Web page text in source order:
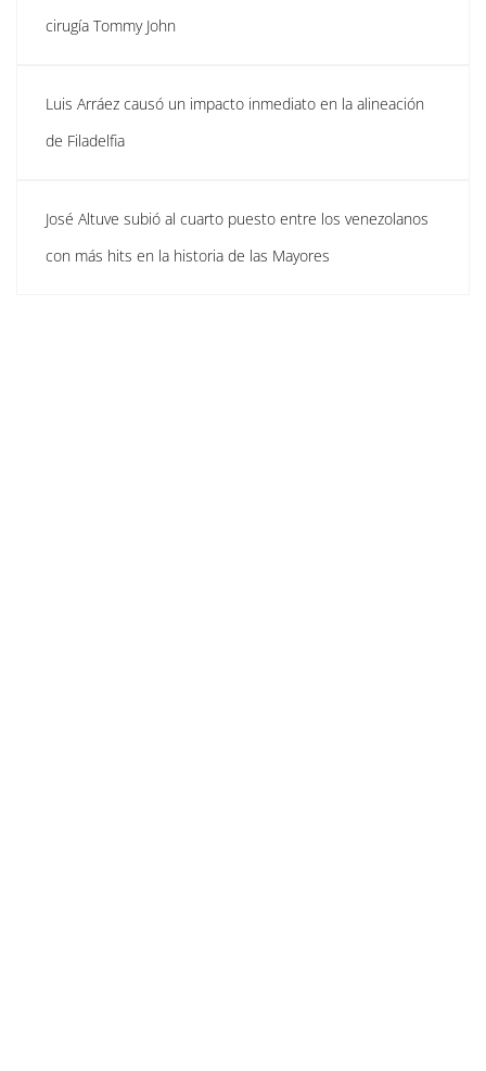
cirugía Tommy John
Luis Arráez causó un impacto inmediato en la alineación
de Filadelfia
José Altuve subió al cuarto puesto entre los venezolanos
con más hits en la historia de las Mayores